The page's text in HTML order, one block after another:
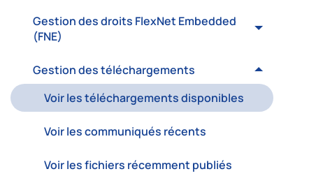
Gestion des droits FlexNet Embedded
(FNE)
Gestion des téléchargements
Voir les téléchargements disponibles
Voir les communiqués récents
Voir les fichiers récemment publiés